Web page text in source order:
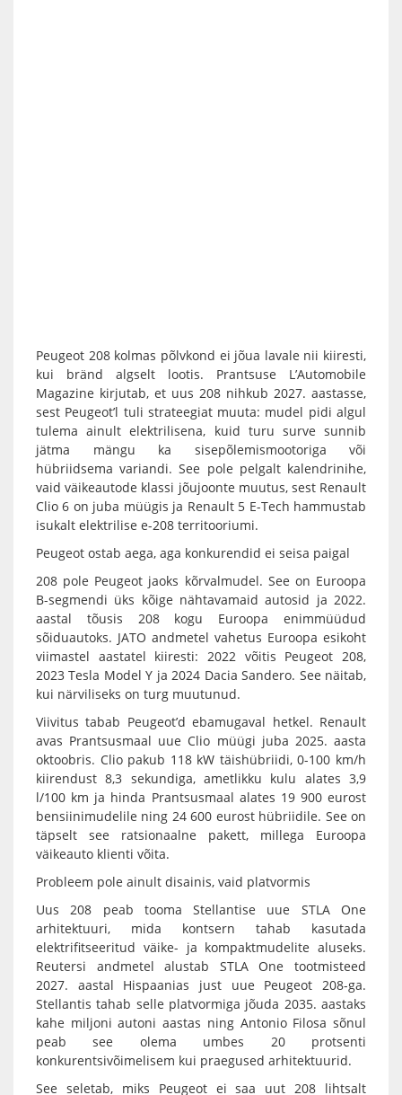
Peugeot 208 kolmas põlvkond ei jõua lavale nii kiiresti,
kui bränd algselt lootis. Prantsuse L’Automobile
Magazine kirjutab, et uus 208 nihkub 2027. aastasse,
sest Peugeot’l tuli strateegiat muuta: mudel pidi algul
tulema ainult elektrilisena, kuid turu surve sunnib
jätma mängu ka sisepõlemismootoriga või
hübriidsema variandi. See pole pelgalt kalendrinihe,
vaid väikeautode klassi jõujoonte muutus, sest Renault
Clio 6 on juba müügis ja Renault 5 E-Tech hammustab
isukalt elektrilise e-208 territooriumi.
Peugeot ostab aega, aga konkurendid ei seisa paigal
208 pole Peugeot jaoks kõrvalmudel. See on Euroopa
B-segmendi üks kõige nähtavamaid autosid ja 2022.
aastal tõusis 208 kogu Euroopa enimmüüdud
sõiduautoks. JATO andmetel vahetus Euroopa esikoht
viimastel aastatel kiiresti: 2022 võitis Peugeot 208,
2023 Tesla Model Y ja 2024 Dacia Sandero. See näitab,
kui närviliseks on turg muutunud.
Viivitus tabab Peugeot’d ebamugaval hetkel. Renault
avas Prantsusmaal uue Clio müügi juba 2025. aasta
oktoobris. Clio pakub 118 kW täishübriidi, 0-100 km/h
kiirendust 8,3 sekundiga, ametlikku kulu alates 3,9
l/100 km ja hinda Prantsusmaal alates 19 900 eurost
bensiinimudelile ning 24 600 eurost hübriidile. See on
täpselt see ratsionaalne pakett, millega Euroopa
väikeauto klienti võita.
Probleem pole ainult disainis, vaid platvormis
Uus 208 peab tooma Stellantise uue STLA One
arhitektuuri, mida kontsern tahab kasutada
elektrifitseeritud väike- ja kompaktmudelite aluseks.
Reutersi andmetel alustab STLA One tootmisteed
2027. aastal Hispaanias just uue Peugeot 208-ga.
Stellantis tahab selle platvormiga jõuda 2035. aastaks
kahe miljoni autoni aastas ning Antonio Filosa sõnul
peab see olema umbes 20 protsenti
konkurentsivõimelisem kui praegused arhitektuurid.
See seletab, miks Peugeot ei saa uut 208 lihtsalt